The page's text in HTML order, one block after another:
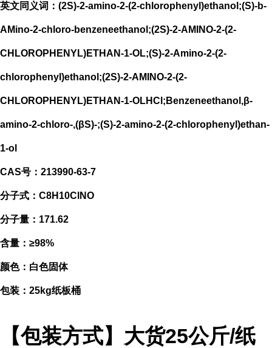
英文同义词：(2S)-2-amino-2-(2-chlorophenyl)ethanol;(S)-b-
AMino-2-chloro-benzeneethanol;(2S)-2-AMINO-2-(2-
CHLOROPHENYL)ETHAN-1-OL;(S)-2-Amino-2-(2-
chlorophenyl)ethanol;(2S)-2-AMINO-2-(2-
CHLOROPHENYL)ETHAN-1-OLHCl;Benzeneethanol,β-
amino-2-chloro-,(βS)-;(S)-2-amino-2-(2-chlorophenyl)ethan-
1-ol
CAS号：213990-63-7
分子式：C8H10ClNO
分子量：171.62
含量：≥98%
颜色：白色固体
包装：25kg纸板桶
【包装方式】大货25公斤/纸